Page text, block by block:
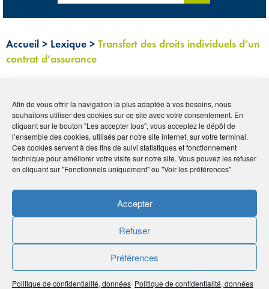
Afin de vous offrir la navigation la plus adaptée à vos besoins, nous
souhaitons utiliser des cookies sur ce site avec votre consentement. En
cliquant sur le bouton "Les accepter tous", vous acceptez le dépôt de
l’ensemble des cookies, utilisés par notre site internet, sur votre terminal.
Ces cookies servent à des fins de suivi statistiques et fonctionnement
technique pour améliorer votre visite sur notre site. Vous pouvez les refuser
en cliquant sur "Fonctionnels uniquement" ou "Voir les préférences"
Accepter
Refuser
Préférences
Politique de confidentialité, données Politique de confidentialité, données
Accueil > Lexique > Transfert des droits individuels d’un
contrat d’assurance
J
K L M N O P Q R S T
U
V
W X Y Z
TRANSFERT DES
DROITS INDIVIDUELS
D’UN CONTRAT
D’ASSURANCE